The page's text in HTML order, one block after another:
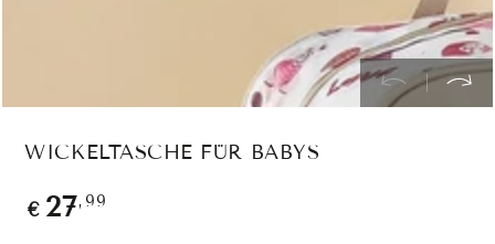
WICKELTASCHE FÜR BABYS
Regulärer
€ 27,99